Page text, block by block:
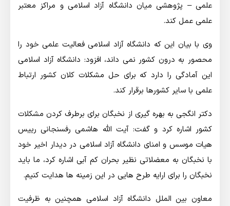
علمی – پژوهشی میان دانشگاه آزاد اسلامی و مراکز معتبر
علمی عمل کند.
وی با بیان این که دانشگاه آزاد اسلامی فعالیت علمی خود را
محصور به درون کشور نمی داند، افزود: دانشگاه آزاد اسلامی
این آمادگی را دارد که برای حل مشکلات کلان کشور ارتباط
علمی با سایر کشورها برقرار کند.
دکتر انگجی به بهره گیری از نخبگان برای برطرف کردن مشکلات
کشور اشاره کرد و گفت: آیت الله هاشمی رفسنجانی رییس
هیات موسس و امنای دانشگاه آزاد اسلامی در دیدار اخیر خود
با نخبگان به معضلاتی نظیر بحران کم آبی اشاره کرد، ما باید
نخبگان را برای ارایه طرح هایی در این زمینه ها هدایت کنیم.
معاون بین الملل دانشگاه آزاد اسلامی همچنین به ظرفیت